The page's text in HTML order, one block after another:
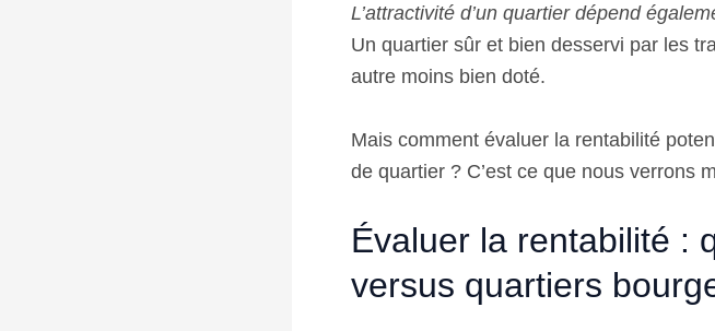
L’attractivité d’un quartier dépend
Un quartier sûr et bien desservi par les
autre moins bien doté.
Mais comment évaluer la rentabilité
de quartier ? C’est ce que nous verrons
Évaluer la rentabilité :
versus quartiers